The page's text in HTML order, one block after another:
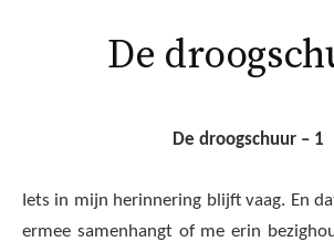
De
De droogschuur – 1
Iets in mijn herinnering blijft vaag. En
ermee samenhangt of me erin